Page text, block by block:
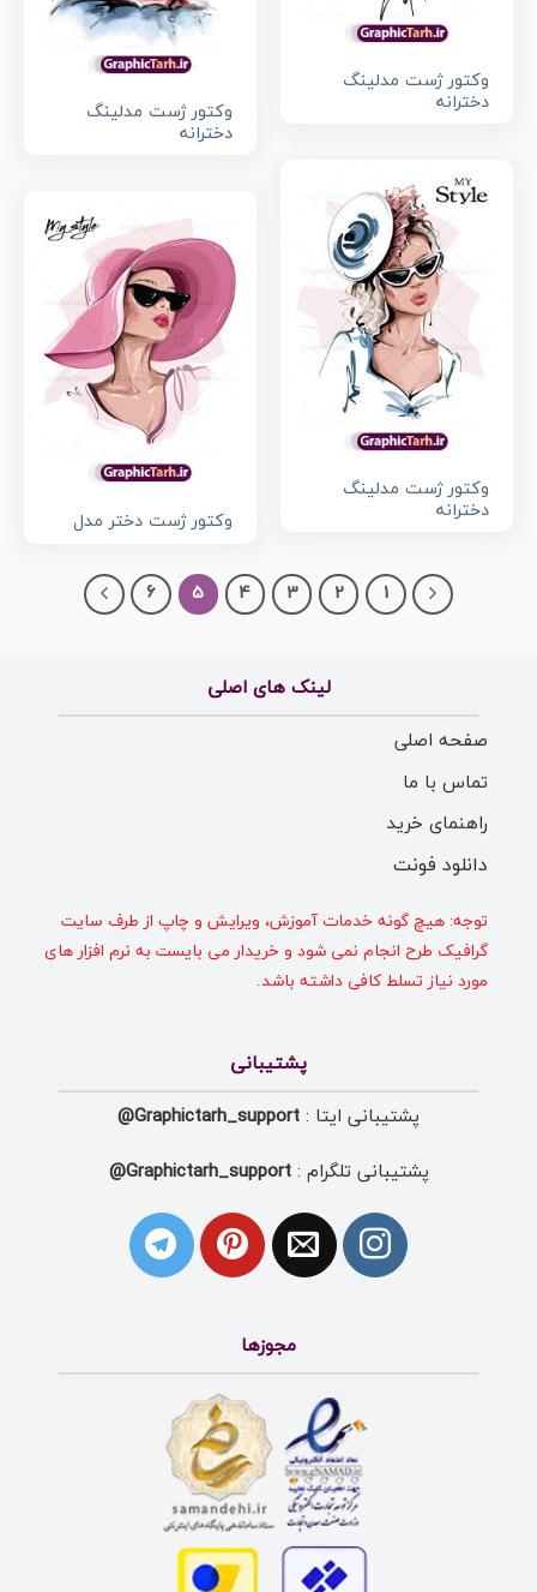
وکتور ژست مدلینگ
دخترانه
وکتور ژست مدلینگ
دخترانه
وکتور ژست مدلینگ
دخترانه
وکتور ژست دختر مدل
1
2
3
4
5
6
لینک های اصلی
صفحه اصلی
تماس با ما
راهنمای خرید
دانلود فونت
توجه: هیچ گونه خدمات آموزش، ویرایش و چاپ از طرف سایت
گرافیک طرح انجام نمی شود و خریدار می بایست به نرم افزار های
مورد نیاز تسلط کافی داشته باشد.
پشتیبانی
پشتیبانی ایتا : Graphictarh_support@
پشتیبانی تلگرام :Graphictarh_support@
مجوزها